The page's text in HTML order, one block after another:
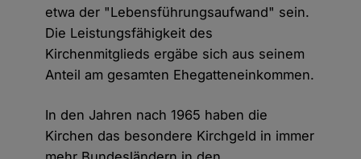
etwa der "Lebensführungsaufwand" sein.
Die Leistungsfähigkeit des
Kirchenmitglieds ergäbe sich aus seinem
Anteil am gesamten Ehegatteneinkommen.
In den Jahren nach 1965 haben die
Kirchen das besondere Kirchgeld in immer